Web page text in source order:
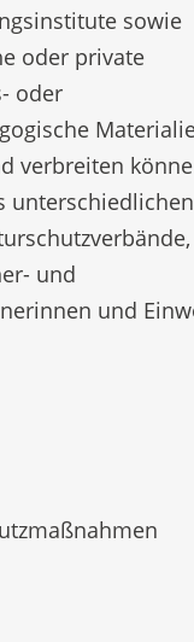
sowie
oder private
oder
verbreiten
unterschiedlichen
und
und